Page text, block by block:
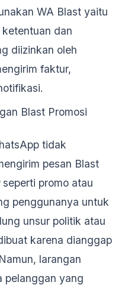
WA Blast yaitu
dan
diizinkan oleh
faktur,
Blast Promosi
tidak
pesan Blast
seperti promo atau
penggunanya untuk
unsur politik atau
karena dianggap
larangan
pelanggan yang